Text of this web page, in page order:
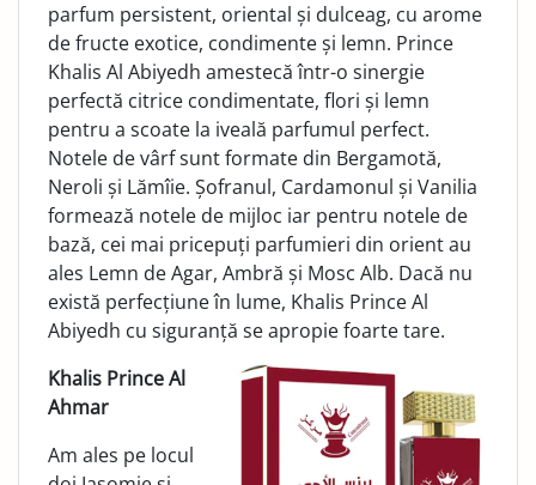
parfum persistent, oriental și dulceag, cu arome
de fructe exotice, condimente și lemn. Prince
Khalis Al Abiyedh amestecă într-o sinergie
perfectă citrice condimentate, flori și lemn
pentru a scoate la iveală parfumul perfect.
Notele de vârf sunt formate din Bergamotă,
Neroli și Lămîie. Șofranul, Cardamonul și Vanilia
formează notele de mijloc iar pentru notele de
bază, cei mai pricepuți parfumieri din orient au
ales Lemn de Agar, Ambră și Mosc Alb. Dacă nu
există perfecțiune în lume, Khalis Prince Al
Abiyedh cu siguranță se apropie foarte tare.
Khalis Prince Al
Ahmar
Am ales pe locul